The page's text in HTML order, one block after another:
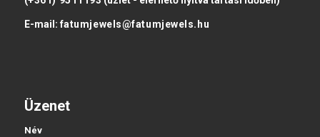
E-mail: fatumjewels@fatumjewels.hu
Üzenet
Név